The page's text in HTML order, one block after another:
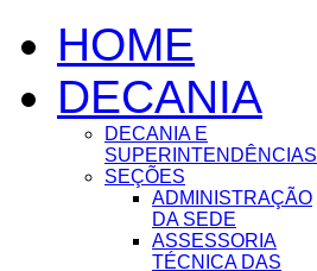
HOME
DECANIA
DECANIA E
SUPERINTENDÊNCIAS
SEÇÕES
ADMINISTRAÇÃO
DA SEDE
ASSESSORIA
TÉCNICA DAS